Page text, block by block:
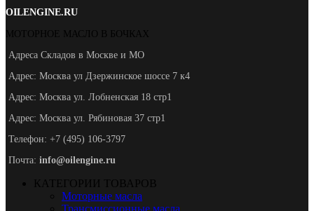
OILENGINE.RU
МОТОРНОЕ МАСЛО В БОЧКАХ
Адреса Складов в Москве и МО
Адрес: Москва ул Дзержинское шоссе 7 к4
Адрес: Москва ул. Лобненская 18 стр1
Адрес: Москва ул. Рябиновая 37 стр1
Телефон: +7 (495) 106-3797
Почта: info@oilengine.ru
КАТЕГОРИИ ТОВАРОВ
Моторные масла